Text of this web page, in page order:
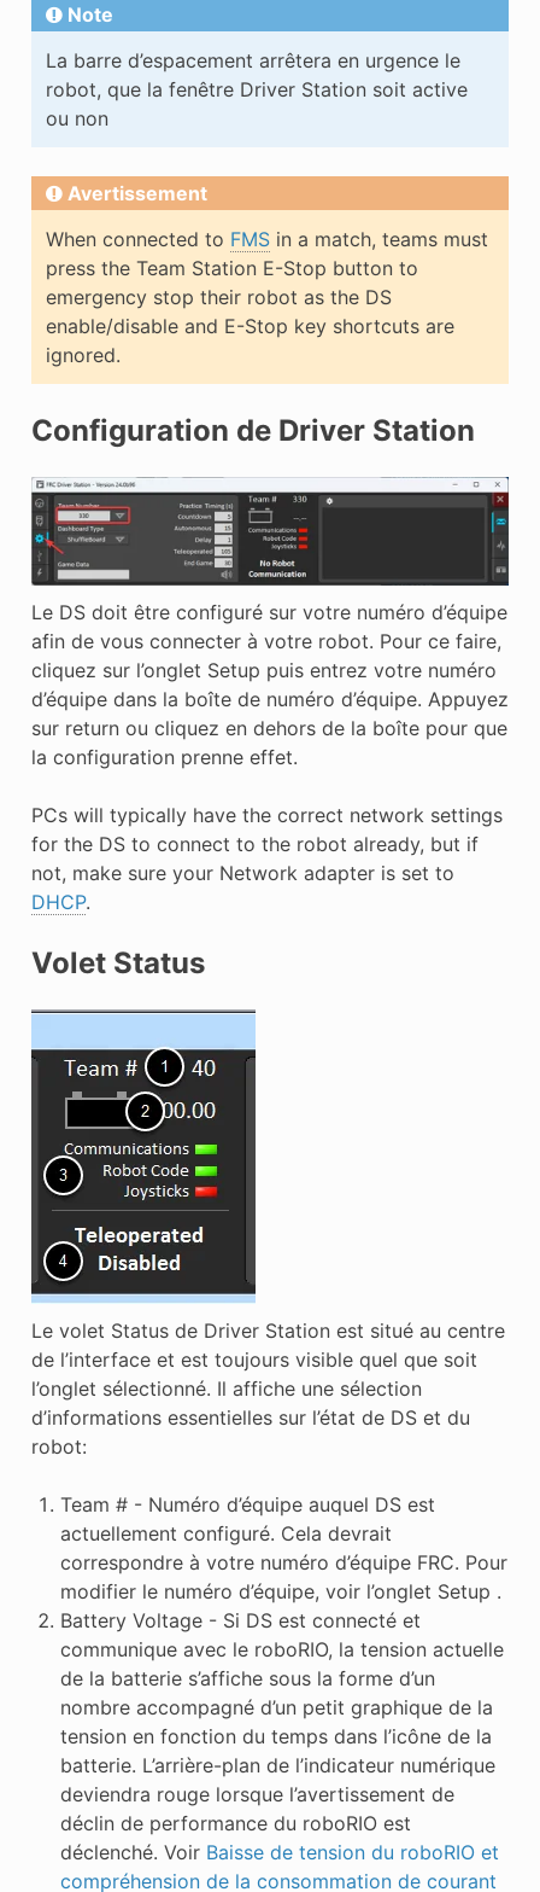
Note
La barre d’espacement arrêtera en urgence le
robot, que la fenêtre Driver Station soit active
ou non
Avertissement
When connected to FMSin a match, teams must
press the Team Station E-Stop button to
emergency stop their robot as the DS
enable/disable and E-Stop key shortcuts are
ignored.
Configuration de Driver Station
Le DS doit être configuré sur votre numéro d’équipe
afin de vous connecter à votre robot. Pour ce faire,
cliquez sur l’onglet Setup puis entrez votre numéro
d’équipe dans la boîte de numéro d’équipe. Appuyez
sur return ou cliquez en dehors de la boîte pour que
la configuration prenne effet.
PCs will typically have the correct network settings
for the DS to connect to the robot already, but if
not, make sure your Network adapter is set to
DHCP.
Volet Status
Le volet Status de Driver Station est situé au centre
de l’interface et est toujours visible quel que soit
l’onglet sélectionné. Il affiche une sélection
d’informations essentielles sur l’état de DS et du
robot:
Team # - Numéro d’équipe auquel DS est
actuellement configuré. Cela devrait
correspondre à votre numéro d’équipe FRC. Pour
modifier le numéro d’équipe, voir l’onglet Setup .
Battery Voltage - Si DS est connecté et
communique avec le roboRIO, la tension actuelle
de la batterie s’affiche sous la forme d’un
nombre accompagné d’un petit graphique de la
tension en fonction du temps dans l’icône de la
batterie. L’arrière-plan de l’indicateur numérique
deviendra rouge lorsque l’avertissement de
déclin de performance du roboRIO est
déclenché. Voir Baisse de tension du roboRIO et
compréhension de la consommation de courant